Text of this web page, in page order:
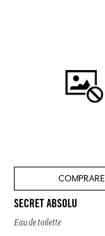
COMPRARE
SECRET ABSOLU
Eau de toilette